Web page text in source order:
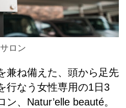
ロン
兼ね備えた、頭から足先
行なう女性専用の1日3
、Natur’elle beauté。